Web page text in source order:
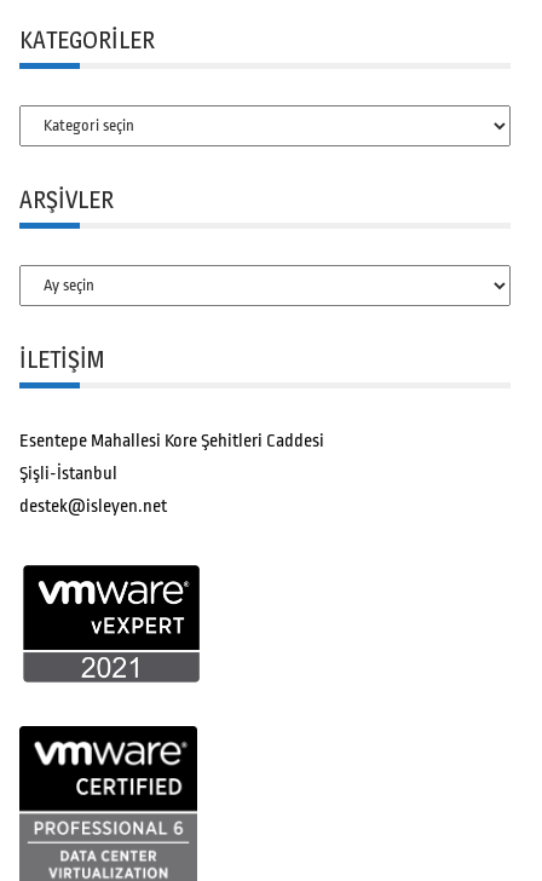
KATEGORILER
Kategoriler
ARŞIVLER
Arşivler
İLETİŞİM
Esentepe Mahallesi Kore Şehitleri Caddesi
Şişli-İstanbul
destek@isleyen.net